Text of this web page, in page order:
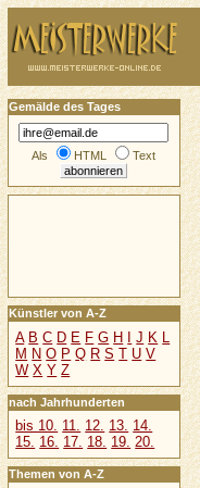
Gemälde des Tages
Als HTML Text
Künstler von A-Z
A B C D E F G H J K L
M N O P Q R S T U V
W X Y Z
nach Jahrhunderten
bis 10. 11. 12. 13. 14.
15. 16. 17. 18. 19. 20.
Themen von A-Z